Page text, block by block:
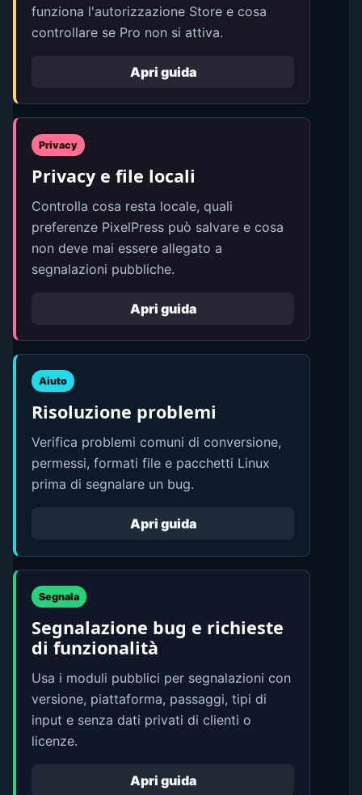
funziona l'autorizzazione Store e cosa
controllare se Pro non si attiva.
Apri guida
Privacy
Privacy e file locali
Controlla cosa resta locale, quali
preferenze PixelPress può salvare e cosa
non deve mai essere allegato a
segnalazioni pubbliche.
Apri guida
Aiuto
Risoluzione problemi
Verifica problemi comuni di conversione,
permessi, formati file e pacchetti Linux
prima di segnalare un bug.
Apri guida
Segnala
Segnalazione bug e richieste
di funzionalità
Usa i moduli pubblici per segnalazioni con
versione, piattaforma, passaggi, tipi di
input e senza dati privati di clienti o
licenze.
Apri guida